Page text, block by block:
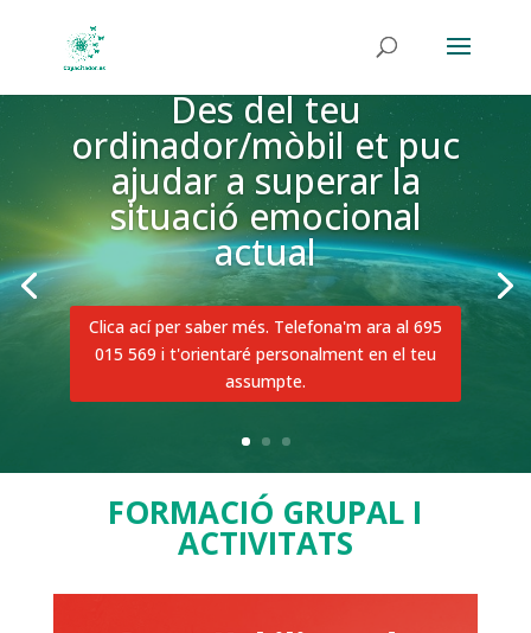
"El destí barreja les
cartes i tu les jugues"
Arthur Schopenhauer
Vols que te ensenye a jugar creativament les
teues cartes? Clica ací.
FORMACIÓ GRUPAL I
ACTIVITATS